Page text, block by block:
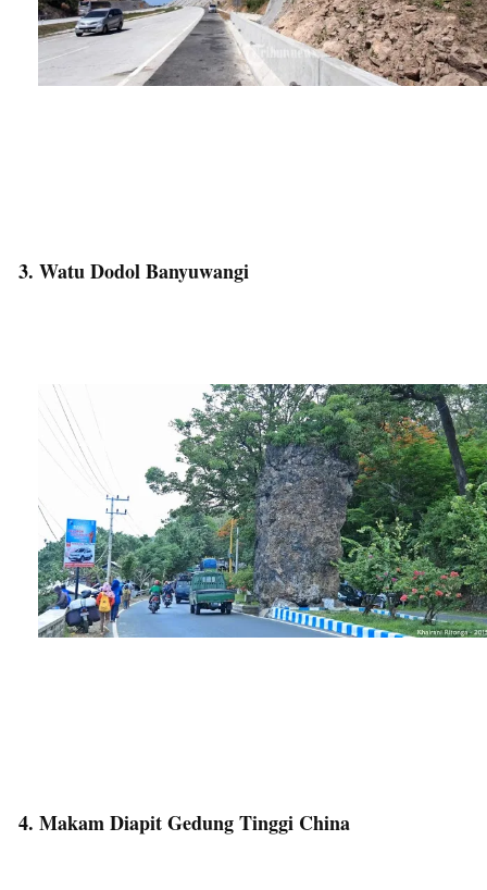
3. Watu Dodol Banyuwangi
4. Makam Diapit Gedung Tinggi China